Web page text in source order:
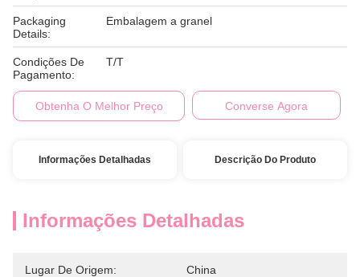
Packaging
Details:
Embalagem a granel
Condições De
Pagamento:
T/T
Obtenha O Melhor Preço Converse Agora
Informações Detalhadas Descrição Do Produto
Informações Detalhadas
Lugar De Origem: China